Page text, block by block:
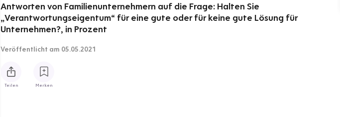
Antworten von Familienunternehmern auf die Frage: Halten Sie
„Verantwortungseigentum“ für eine gute oder für keine gute Lösung für
Unternehmen?, in Prozent
Veröffentlicht am 05.05.2021
Teilen Merken